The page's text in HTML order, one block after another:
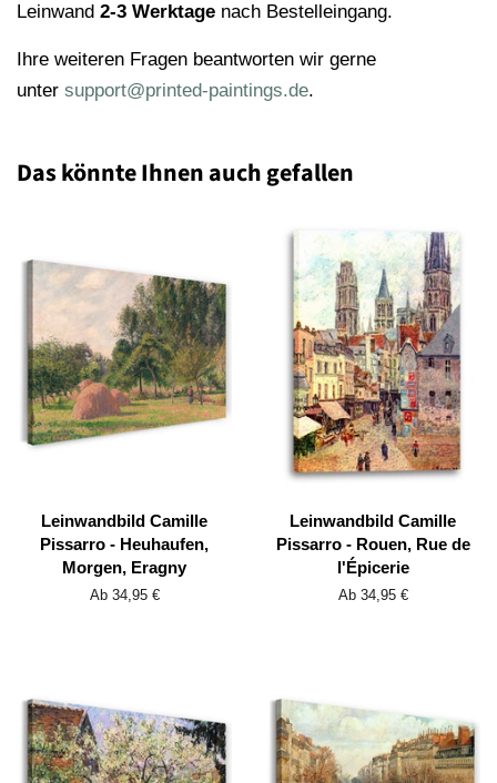
Leinwand 2-3 Werktage nach Bestelleingang.
Ihre weiteren Fragen beantworten wir gerne
unter support@printed-paintings.de.
Das könnte Ihnen auch gefallen
Leinwandbild Camille
Pissarro - Heuhaufen,
Morgen, Eragny
Ab 34,95 €
Leinwandbild Camille
Pissarro - Rouen, Rue de
l'Épicerie
Ab 34,95 €